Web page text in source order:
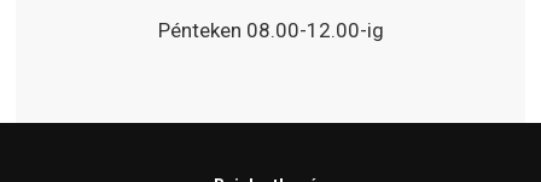
Pénteken 08.00-12.00-ig